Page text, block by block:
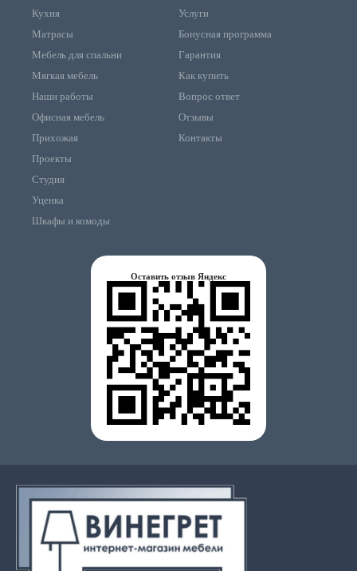
Кухня
Матрасы
Мебель для спальни
Мягкая мебель
Наши работы
Офисная мебель
Прихожая
Проекты
Студия
Уценка
Шкафы и комоды
Услуги
Бонусная программа
Гарантия
Как купить
Вопрос ответ
Отзывы
Контакты
Оставить отзыв Яндекс